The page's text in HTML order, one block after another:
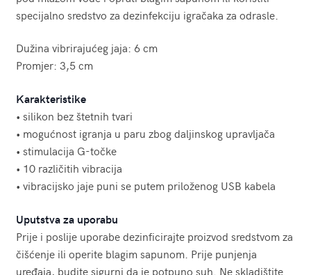
specijalno sredstvo za dezinfekciju igračaka za odrasle.
Dužina vibrirajućeg jaja: 6 cm
Promjer: 3,5 cm
Karakteristike
• silikon bez štetnih tvari
• mogućnost igranja u paru zbog daljinskog upravljača
• stimulacija G-točke
• 10 različitih vibracija
• vibracijsko jaje puni se putem priloženog USB kabela
Uputstva za uporabu
Prije i poslije uporabe dezinficirajte proizvod sredstvom za
čišćenje ili operite blagim sapunom. Prije punjenja
uređaja, budite sigurni da je potpuno suh. Ne skladištite